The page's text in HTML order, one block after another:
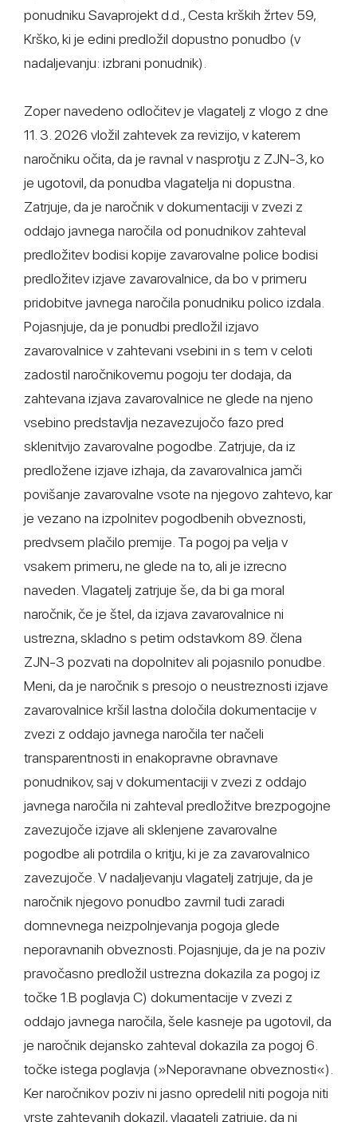
ponudniku Savaprojekt d.d., Cesta krških žrtev 59,
Krško, ki je edini predložil dopustno ponudbo (v
nadaljevanju: izbrani ponudnik).
Zoper navedeno odločitev je vlagatelj z vlogo z dne
11. 3. 2026 vložil zahtevek za revizijo, v katerem
naročniku očita, da je ravnal v nasprotju z ZJN-3, ko
je ugotovil, da ponudba vlagatelja ni dopustna.
Zatrjuje, da je naročnik v dokumentaciji v zvezi z
oddajo javnega naročila od ponudnikov zahteval
predložitev bodisi kopije zavarovalne police bodisi
predložitev izjave zavarovalnice, da bo v primeru
pridobitve javnega naročila ponudniku polico izdala.
Pojasnjuje, da je ponudbi predložil izjavo
zavarovalnice v zahtevani vsebini in s tem v celoti
zadostil naročnikovemu pogoju ter dodaja, da
zahtevana izjava zavarovalnice ne glede na njeno
vsebino predstavlja nezavezujočo fazo pred
sklenitvijo zavarovalne pogodbe. Zatrjuje, da iz
predložene izjave izhaja, da zavarovalnica jamči
povišanje zavarovalne vsote na njegovo zahtevo, kar
je vezano na izpolnitev pogodbenih obveznosti,
predvsem plačilo premije. Ta pogoj pa velja v
vsakem primeru, ne glede na to, ali je izrecno
naveden. Vlagatelj zatrjuje še, da bi ga moral
naročnik, če je štel, da izjava zavarovalnice ni
ustrezna, skladno s petim odstavkom 89. člena
ZJN-3 pozvati na dopolnitev ali pojasnilo ponudbe.
Meni, da je naročnik s presojo o neustreznosti izjave
zavarovalnice kršil lastna določila dokumentacije v
zvezi z oddajo javnega naročila ter načeli
transparentnosti in enakopravne obravnave
ponudnikov, saj v dokumentaciji v zvezi z oddajo
javnega naročila ni zahteval predložitve brezpogojne
zavezujoče izjave ali sklenjene zavarovalne
pogodbe ali potrdila o kritju, ki je za zavarovalnico
zavezujoče. V nadaljevanju vlagatelj zatrjuje, da je
naročnik njegovo ponudbo zavrnil tudi zaradi
domnevnega neizpolnjevanja pogoja glede
neporavnanih obveznosti. Pojasnjuje, da je na poziv
pravočasno predložil ustrezna dokazila za pogoj iz
točke 1.B poglavja C) dokumentacije v zvezi z
oddajo javnega naročila, šele kasneje pa ugotovil, da
je naročnik dejansko zahteval dokazila za pogoj 6.
točke istega poglavja (»Neporavnane obveznosti«).
Ker naročnikov poziv ni jasno opredelil niti pogoja niti
vrste zahtevanih dokazil, vlagatelj zatrjuje, da ni